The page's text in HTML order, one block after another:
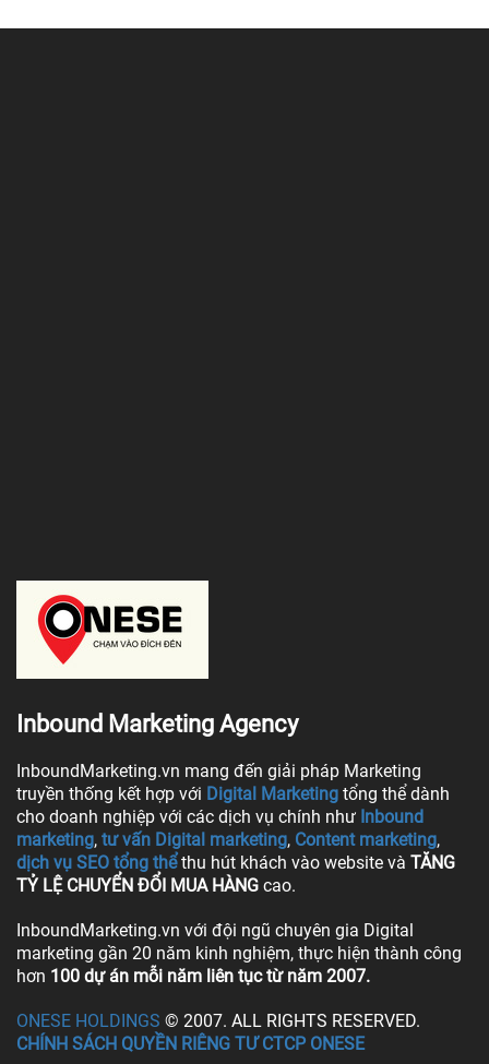
Inbound Marketing Agency
InboundMarketing.vn mang đến giải pháp Marketing
truyền thống kết hợp với Digital Marketing tổng thể dành
cho doanh nghiệp với các dịch vụ chính như Inbound
marketing, tư vấn Digital marketing, Content marketing,
dịch vụ SEO tổng thể thu hút khách vào website và TĂNG
TỶ LỆ CHUYỂN ĐỔI MUA HÀNG cao.
InboundMarketing.vn với đội ngũ chuyên gia Digital
marketing gần 20 năm kinh nghiệm, thực hiện thành công
hơn 100 dự án mỗi năm liên tục từ năm 2007.
ONESE HOLDINGS © 2007. ALL RIGHTS RESERVED.
CHÍNH SÁCH QUYỀN RIÊNG TƯ CTCP ONESE